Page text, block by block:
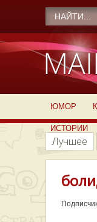
ЮМОР
ИСТОРИИ
Лучшее